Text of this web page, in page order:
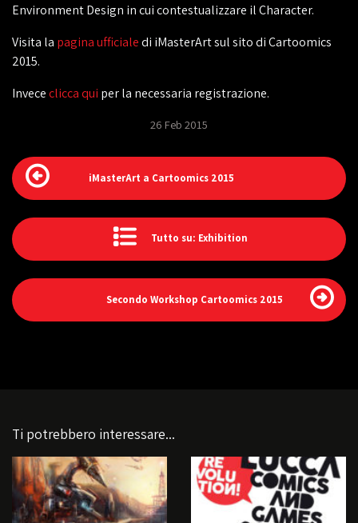
Environment Design in cui contestualizzare il Character.
Visita la pagina ufficialedi iMasterArt sul sito di Cartoomics
2015.
Invececlicca qui per la necessaria registrazione.
26 Feb 2015
iMasterArt a Cartoomics 2015
Tutto su: Exhibition
Secondo Workshop Cartoomics 2015
Ti potrebbero interessare...